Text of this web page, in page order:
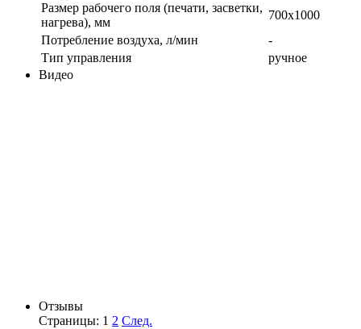
Размер рабочего поля (печати, засветки,
нагрева), мм
700x1000
Потребление воздуха, л/мин
-
Тип управления
ручное
Видео
Отзывы
Страницы: 1 2 След.